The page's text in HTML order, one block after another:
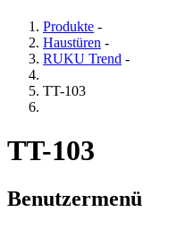
Produkte -
Haustüren -
RUKU Trend -
TT-103
TT-103
Benutzermenü